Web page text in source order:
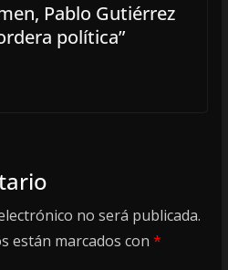
Pablo Gutiérrez
política”
no será publicada.
están marcados con *